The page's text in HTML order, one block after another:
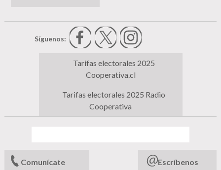
Síguenos:
Tarifas electorales 2025
Cooperativa.cl
Tarifas electorales 2025 Radio
Cooperativa
Comunícate Escríbenos